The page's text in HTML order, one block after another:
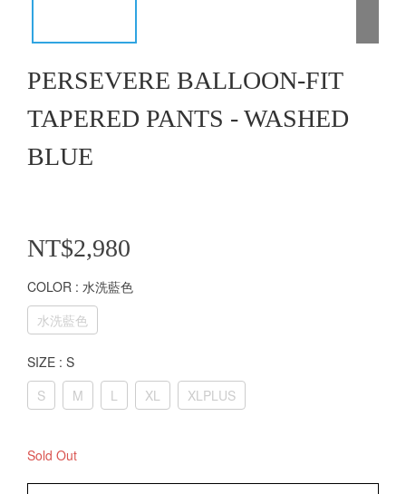
PERSEVERE BALLOON-FIT
TAPERED PANTS - WASHED
BLUE
NT$2,980
COLOR : 水洗藍色
水洗藍色
SIZE : S
S
M L XL XLPLUS
Sold Out